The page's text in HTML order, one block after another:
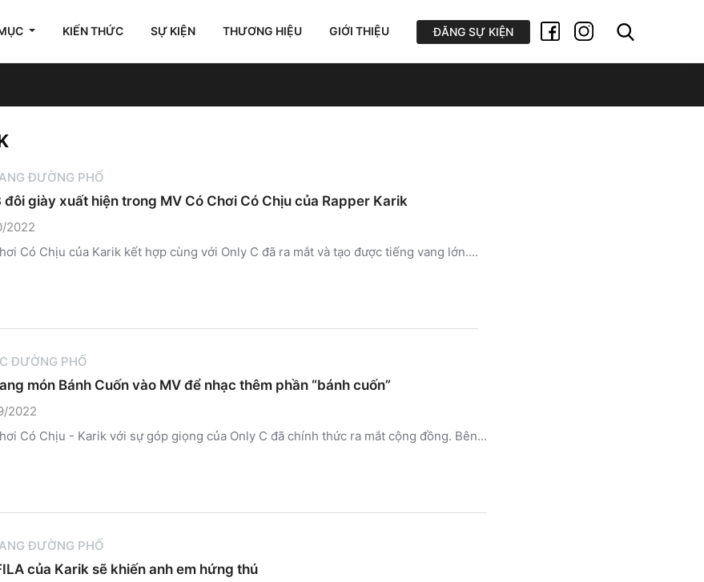
KIẾN THỨC SỰ KIỆN THƯƠNG HIỆU GIỚI THIỆU ĐĂNG SỰ KIỆN
ĐƯỜNG PHỐ
đôi giày xuất hiện trong MV Có Chơi Có Chịu của Rapper Karik
2022
Có Chịu của Karik kết hợp cùng với Only C đã ra mắt và tạo được tiếng vang lớn....
ĐƯỜNG PHỐ
món Bánh Cuốn vào MV để nhạc thêm phần “bánh cuốn”
2022
Có Chịu - Karik với sự góp giọng của Only C đã chính thức ra mắt cộng đồng. Bên...
ĐƯỜNG PHỐ
của Karik sẽ khiến anh em hứng thú